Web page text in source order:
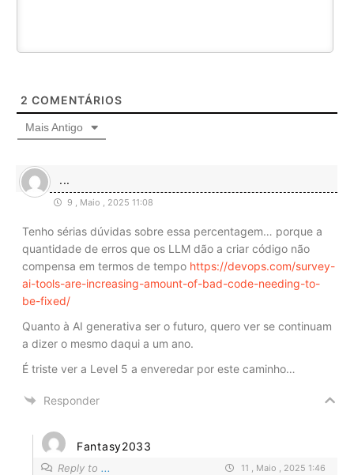
2 COMENTÁRIOS
Mais Antigo
...
9 , Maio , 2025 11:08
Tenho sérias dúvidas sobre essa percentagem… porque a
quantidade de erros que os LLM dão a criar código não
compensa em termos de tempo https://devops.com/survey-
ai-tools-are-increasing-amount-of-bad-code-needing-to-
be-fixed/
Quanto à AI generativa ser o futuro, quero ver se continuam
a dizer o mesmo daqui a um ano.
É triste ver a Level 5 a enveredar por este caminho…
Responder
Fantasy2033
Reply to ... 11 , Maio , 2025 1:46